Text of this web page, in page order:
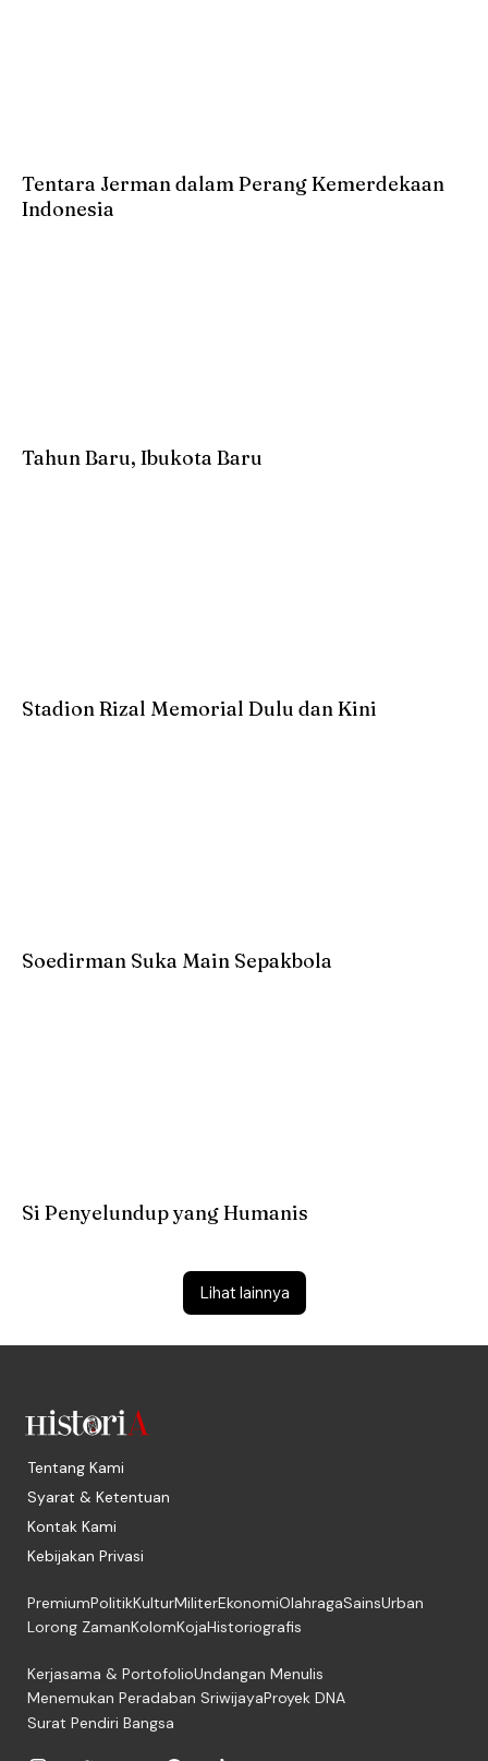
Lihat lainnya
Tentara Jerman dalam Perang Kemerdekaan
Indonesia
Tahun Baru, Ibukota Baru
Stadion Rizal Memorial Dulu dan Kini
Soedirman Suka Main Sepakbola
Si Penyelundup yang Humanis
Tentang Kami
Syarat & Ketentuan
Kontak Kami
Kebijakan Privasi
PremiumPolitikKulturMiliterEkonomiOlahragaSainsUrban
Lorong ZamanKolomKojaHistoriografis
Kerjasama & PortofolioUndangan Menulis
Menemukan Peradaban SriwijayaProyek DNA
Surat Pendiri Bangsa